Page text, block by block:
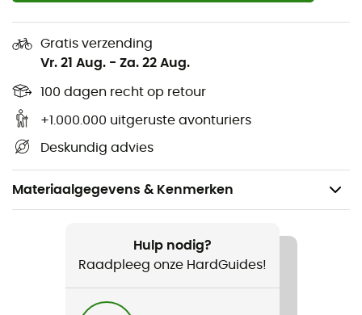
Gratis verzending
Vr. 21 Aug. - Za. 22 Aug.
100 dagen recht op retour
+1.000.000 uitgeruste avonturiers
Deskundig advies
Materiaalgegevens & Kenmerken
Klimmen / Sportklimmen
Heren / Dames
Hulp nodig?
Raadpleeg onze HardGuides!